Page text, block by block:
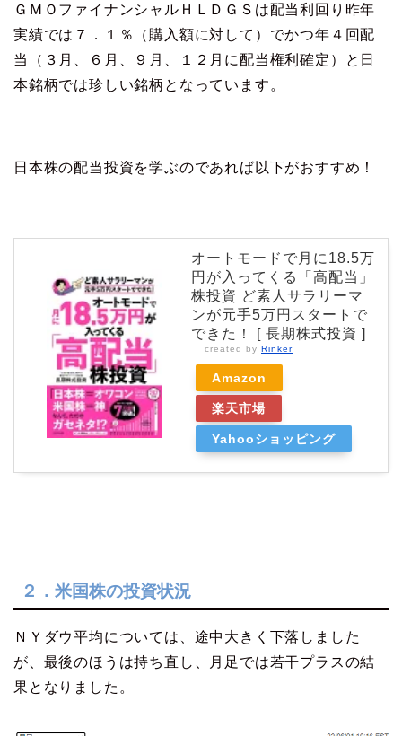
ＧＭＯファイナンシャルＨＬＤＧＳは配当利回り昨年
実績では７．１％（購入額に対して）でかつ年４回配
当（３月、６月、９月、１２月に配当権利確定）と日
本銘柄では珍しい銘柄となっています。
日本株の配当投資を学ぶのであれば以下がおすすめ！
オートモードで月に18.5万
円が入ってくる「高配当」
株投資 ど素人サラリーマ
ンが元手5万円スタートで
できた！ [ 長期株式投資 ]
created by Rinker
Amazon
楽天市場
Yahooショッピング
２．米国株の投資状況
ＮＹダウ平均については、途中大きく下落しました
が、最後のほうは持ち直し、月足では若干プラスの結
果となりました。